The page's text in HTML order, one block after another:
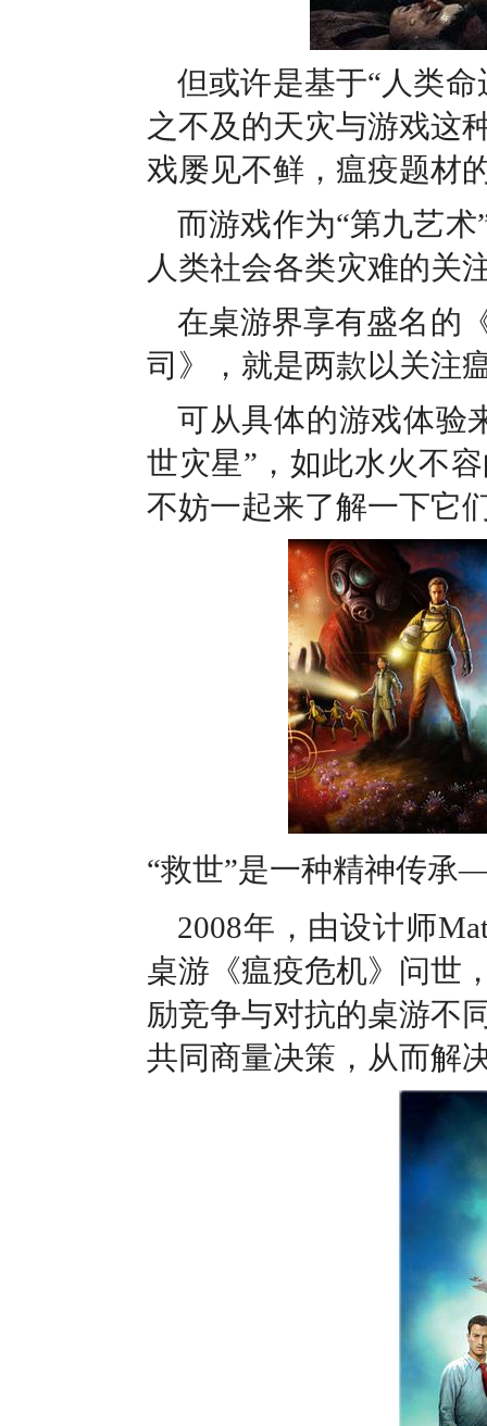
但或许是基于“人类
之不及的天灾与游戏这
戏屡见不鲜，瘟疫题材
而游戏作为“第九艺
人类社会各类灾难的关
在桌游界享有盛名的
司》，就是两款以关注
可从具体的游戏体验
世灾星”，如此水火不
不妨一起来了解一下它
“救世”是一种精神传
2008年，由设计师
桌游《瘟疫危机》问世
励竞争与对抗的桌游不
共同商量决策，从而解